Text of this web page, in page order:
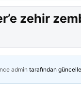
zehir
admin tarafından